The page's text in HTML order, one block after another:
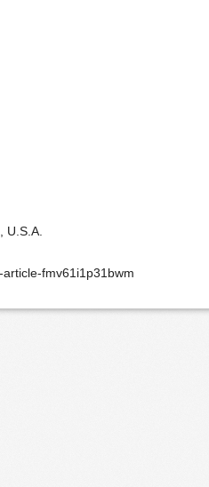
U.S.A.
fmv61i1p31bwm